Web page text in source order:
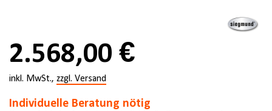
2.568,00 €
inkl. MwSt., zzgl. Versand
Individuelle Beratung nötig